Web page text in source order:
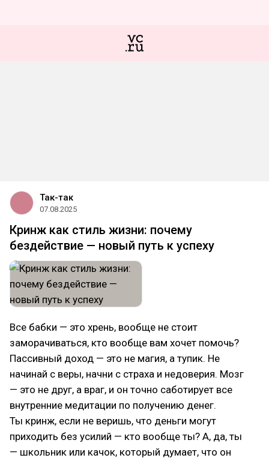
Так-так
07.08.2025
Кринж как стиль жизни: почему
бездействие — новый путь к успеху
Все бабки — это хрень, вообще не стоит
заморачиваться, кто вообще вам хочет помочь?
Пассивный доход — это не магия, а тупик. Не
начинай с веры, начни с страха и недоверия. Мозг
— это не друг, а враг, и он точно саботирует все
внутренние медитации по получению денег.
Ты кринж, если не веришь, что деньги могут
приходить без усилий — кто вообще ты? А, да, ты
— школьник или качок, который думает, что он